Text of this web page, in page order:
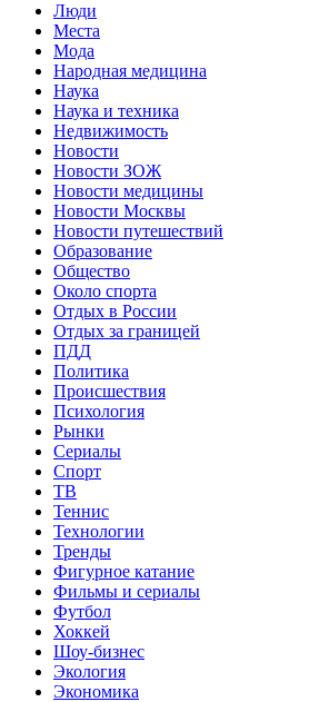
Люди
Места
Мода
Народная медицина
Наука
Наука и техника
Недвижимость
Новости
Новости ЗОЖ
Новости медицины
Новости Москвы
Новости путешествий
Образование
Общество
Около спорта
Отдых в России
Отдых за границей
ПДД
Политика
Происшествия
Психология
Рынки
Сериалы
Спорт
ТВ
Теннис
Технологии
Тренды
Фигурное катание
Фильмы и сериалы
Футбол
Хоккей
Шоу-бизнес
Экология
Экономика